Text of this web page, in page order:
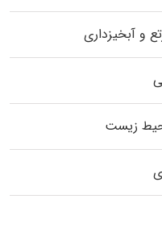
و آبخیزداری
زیست